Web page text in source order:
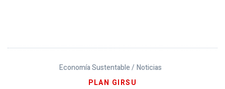
Economía Sustentable / Noticias
PLAN GIRSU